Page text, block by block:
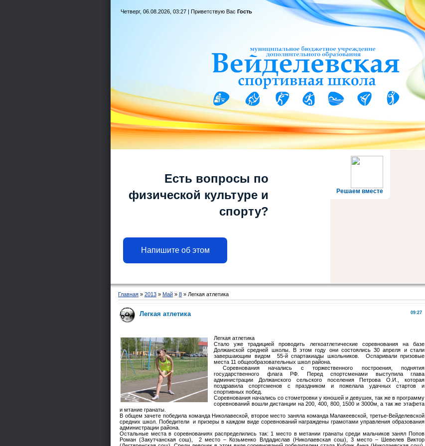
Четверг, 06.08.2026, 03:27 | Приветствую Вас Гость
Решаем вместе
Есть вопросы по
физической культуре и
спорту?
Напишите об этом
Главная » 2013 » Май » 8 » Легкая атлетика
09:27
Легкая атлетика
Легкая атлетика
Стало уже традицией проводить легкоатлетические соревнования на базе
Должанской средней школы. В этом году они состоялись 30 апреля и стали
завершающим видом 55-й спартакиады школьников. Оспаривали призовые
места 11 общеобразовательных школ района.
Соревнования начались с торжественного построения, поднятия
государственного флага РФ. Перед спортсменами выступила глава
администрации Должанского сельского поселения Петрова О.И., которая
поздравила спортсменов с праздником и пожелала удачных стартов и
спортивных побед.
Соревнования начались со стометровки у юношей и девушек, так же в программу
соревнований вошли дистанции на 200, 400, 800, 1500 и 3000м, а так же этафета
и мтание гранаты.
В общем зачете победила команда Николавеской, второе место заняла команда Малакеевской, третье-Вейделевской
средних школ. Победители и призеры в каждом виде соревнований награждены грамотами управления образования
администрации района.
Остальные места в соревнованиях распределились так: 1 место в метании гранаты среди мальчиков занял Попов
Роман (Закутчанская сош), 2 место – Козьменко Влдадислав (Николаевская сош), 3 место – Шевелев Виктор